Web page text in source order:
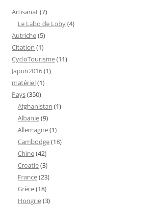
Artisanat(7)
Le Labo de Loby(4)
Autriche(5)
Citation (1)
CycloTourisme(11)
Japon2016(1)
matériel(1)
Pays(350)
Afghanistan (1)
Albanie(9)
Allemagne(1)
Cambodge(18)
Chine(42)
Croatie(3)
France(23)
Grèce(18)
Hongrie(3)